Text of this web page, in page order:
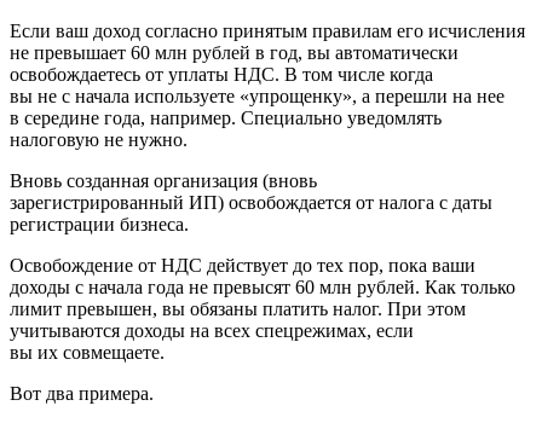
Если ваш доход согласно принятым правилам его исчисления
не превышает 60 млн рублей в год, вы автоматически
освобождаетесь от уплаты НДС. В том числе когда
вы не с начала используете «упрощенку», а перешли на нее
в середине года, например. Специально уведомлять
налоговую не нужно.
Вновь созданная организация (вновь
зарегистрированный ИП) освобождается от налога с даты
регистрации бизнеса.
Освобождение от НДС действует до тех пор, пока ваши
доходы с начала года не превысят 60 млн рублей. Как только
лимит превышен, вы обязаны платить налог. При этом
учитываются доходы на всех спецрежимах, если
вы их совмещаете.
Вот два примера.